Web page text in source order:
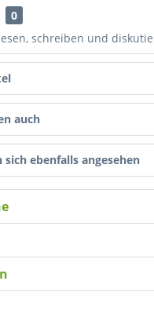
0
schreiben und
auch
sich ebenfalls angesehen